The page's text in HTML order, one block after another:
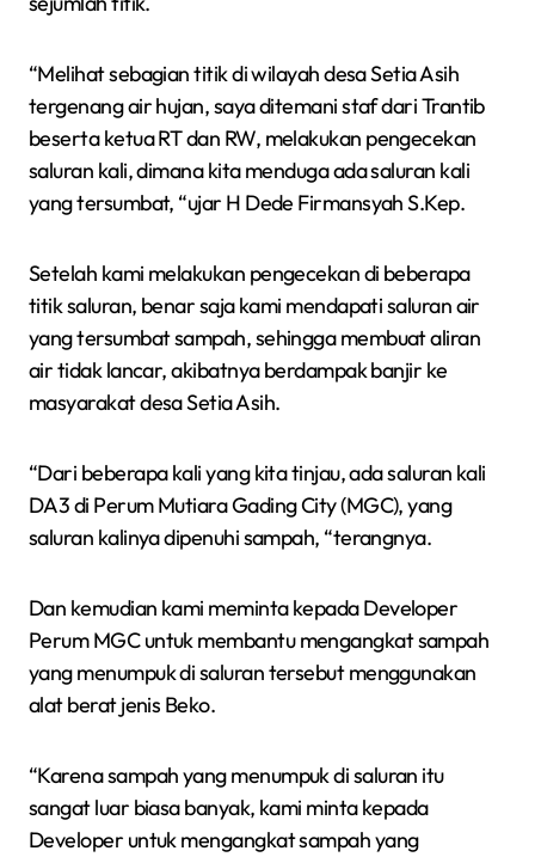
“Melihat sebagian titik di wilayah desa Setia Asih
tergenang air hujan, saya ditemani staf dari Trantib
beserta ketua RT dan RW, melakukan pengecekan
saluran kali, dimana kita menduga ada saluran kali
yang tersumbat, “ujar H Dede Firmansyah S.Kep.
Setelah kami melakukan pengecekan di beberapa
titik saluran, benar saja kami mendapati saluran air
yang tersumbat sampah, sehingga membuat aliran
air tidak lancar, akibatnya berdampak banjir ke
masyarakat desa Setia Asih.
“Dari beberapa kali yang kita tinjau, ada saluran kali
DA3 di Perum Mutiara Gading City (MGC), yang
saluran kalinya dipenuhi sampah, “terangnya.
Dan kemudian kami meminta kepada Developer
Perum MGC untuk membantu mengangkat sampah
yang menumpuk di saluran tersebut menggunakan
alat berat jenis Beko.
“Karena sampah yang menumpuk di saluran itu
sangat luar biasa banyak, kami minta kepada
Developer untuk mengangkat sampah yang